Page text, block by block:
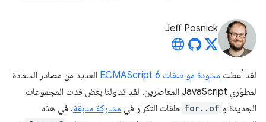
Jeff Posnick
لقد أعطت مسودة مواصفات ECMAScript 6
العديد من مصادر السعادة
لمطوّري JavaScript المعاصرين. لقد تناولنا بعض فئات المجموعات
الجديدة و for..of حلقات التكرار في مشاركة سابقة. في هذه